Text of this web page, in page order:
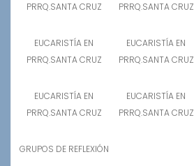
PRRQ.SANTA CRUZ
PRRQ.SANTA CRUZ
EUCARISTÍA EN
PRRQ.SANTA CRUZ
EUCARISTÍA EN
PRRQ.SANTA CRUZ
EUCARISTÍA EN
PRRQ.SANTA CRUZ
EUCARISTÍA EN
PRRQ.SANTA CRUZ
GRUPOS DE REFLEXIÓN